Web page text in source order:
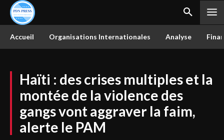
Accueil Organisations Internationales Analyse
Haïti : des crises multiples et la
montée de la violence des
gangs vont aggraver la faim,
alerte le PAM